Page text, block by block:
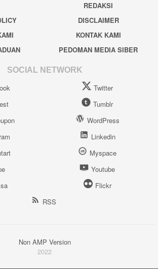
REDAKSI
DISCLAIMER
KONTAK KAMI
PEDOMAN MEDIA SIBER
SOCIAL NETWORK
Twitter
Tumblr
WordPress
Linkedin
Myspace
Youtube
Flickr
RSS
Non AMP Version
2022